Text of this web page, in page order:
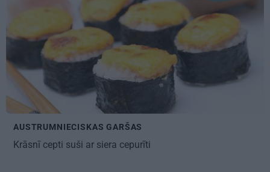
AUSTRUMNIECISKAS GARŠAS
Krāsnī cepti suši ar siera cepurīti